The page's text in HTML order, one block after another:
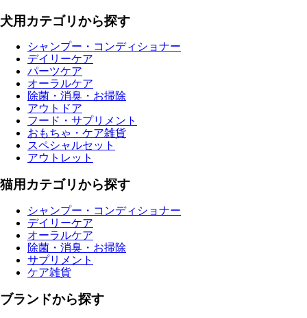
犬用カテゴリから探す
シャンプー・コンディショナー
デイリーケア
パーツケア
オーラルケア
除菌・消臭・お掃除
アウトドア
フード・サプリメント
おもちゃ・ケア雑貨
スペシャルセット
アウトレット
猫用カテゴリから探す
シャンプー・コンディショナー
デイリーケア
オーラルケア
除菌・消臭・お掃除
サプリメント
ケア雑貨
ブランドから探す